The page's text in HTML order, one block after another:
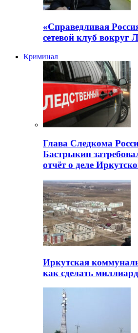
«Справедливая
сетевой клуб вокруг
Криминал
Глава Следкома
Бастрыкин
отчёт о деле
Иркутская
как сделать